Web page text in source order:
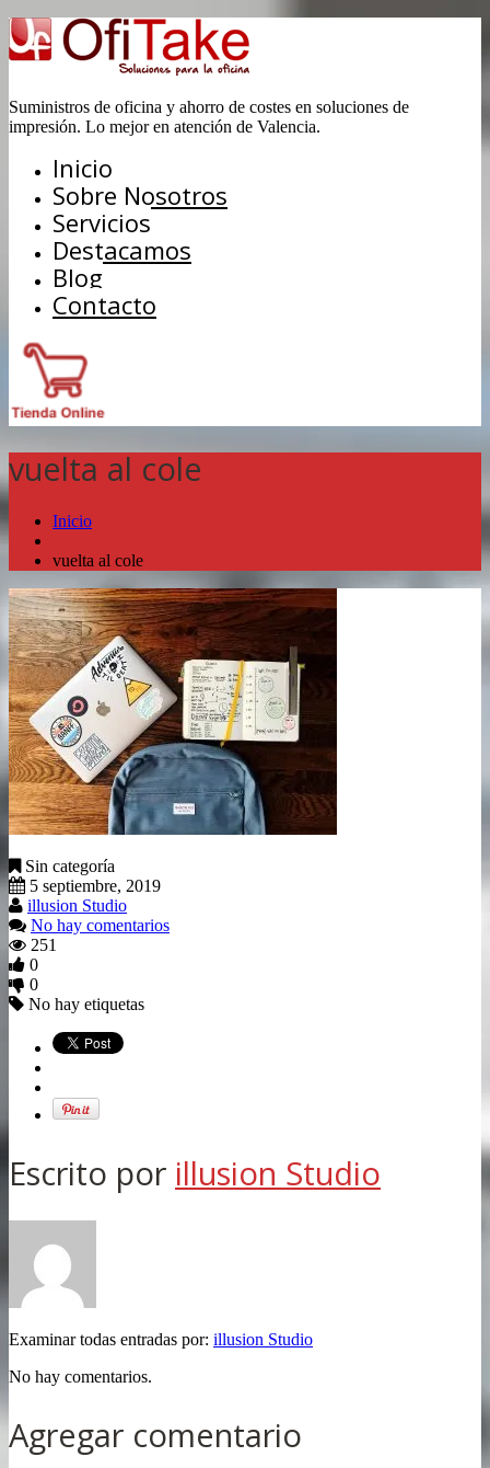
Suministros de oficina y ahorro de costes en soluciones de
impresión. Lo mejor en atención de Valencia.
Inicio
Sobre Nosotros
Servicios
Destacamos
Blog
Contacto
vuelta al cole
Inicio
vuelta al cole
Sin categoría
5 septiembre, 2019
illusion Studio
No hay comentarios
251
0
0
No hay etiquetas
Escrito por illusion Studio
Examinar todas entradas por: illusion Studio
No hay comentarios.
Agregar comentario